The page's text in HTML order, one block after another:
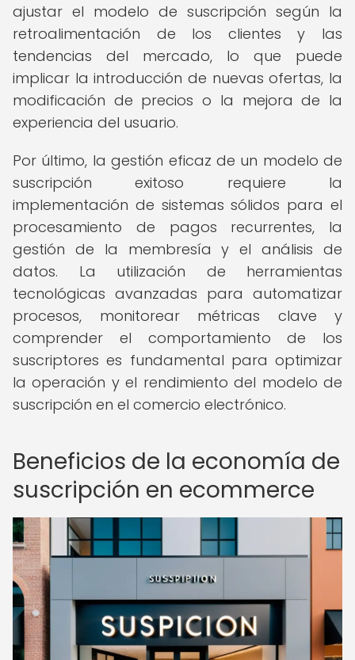
ajustar el modelo de suscripción según la
retroalimentación de los clientes y las
tendencias del mercado, lo que puede
implicar la introducción de nuevas ofertas, la
modificación de precios o la mejora de la
experiencia del usuario.
Por último, la gestión eficaz de un modelo de
suscripción exitoso requiere la
implementación de sistemas sólidos para el
procesamiento de pagos recurrentes, la
gestión de la membresía y el análisis de
datos. La utilización de herramientas
tecnológicas avanzadas para automatizar
procesos, monitorear métricas clave y
comprender el comportamiento de los
suscriptores es fundamental para optimizar
la operación y el rendimiento del modelo de
suscripción en el comercio electrónico.
Beneficios de la economía de
suscripción en ecommerce